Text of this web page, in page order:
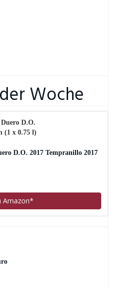
Woche
D.O. 2017 Tempranillo 2017
Amazon*